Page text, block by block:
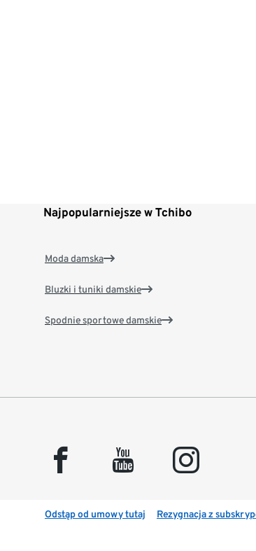
Najpopularniejsze w Tchibo
Moda damska
Bluzki i tuniki damskie
Spodnie sportowe damskie
facebook youtube instagram
Odstąp od umowy tutaj Rezygnacja z